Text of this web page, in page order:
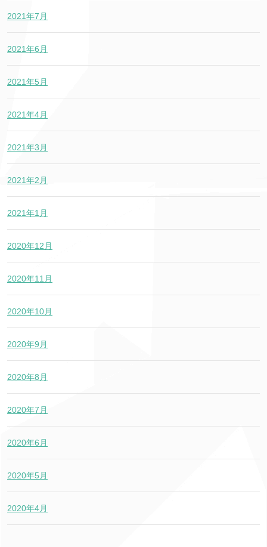
2021年7月
2021年6月
2021年5月
2021年4月
2021年3月
2021年2月
2021年1月
2020年12月
2020年11月
2020年10月
2020年9月
2020年8月
2020年7月
2020年6月
2020年5月
2020年4月